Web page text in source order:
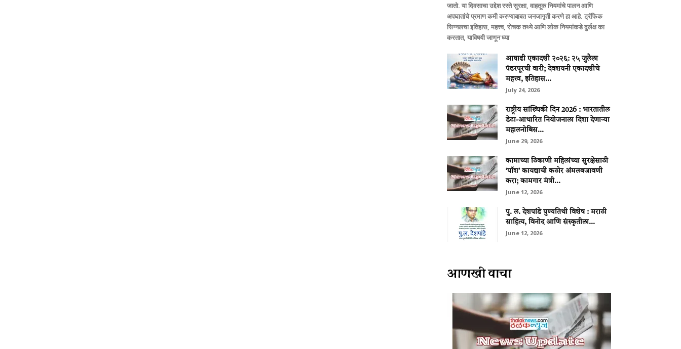
जातो. या दिवसाचा उद्देश रस्ते सुरक्षा, वाहतूक नियमांचे पालन आणि
अपघातांचे प्रमाण कमी करण्याबाबत जनजागृती करणे हा आहे. ट्रॅफिक
सिग्नलचा इतिहास, महत्त्व, रोचक तथ्ये आणि लोक नियमांकडे दुर्लक्ष का
करतात, याविषयी जाणून घ्या
आषाढी एकादशी २०२६: २५ जुलैला
पंढरपूरची वारी; देवशयनी एकादशीचे
महत्त्व, इतिहास...
July 24, 2026
राष्ट्रीय सांख्यिकी दिन 2026 : भारतातील
डेटा-आधारित नियोजनाला दिशा देणाऱ्या
महालनोबिस...
June 29, 2026
कामाच्या ठिकाणी महिलांच्या सुरक्षेसाठी
‘पॉश’ कायद्याची कठोर अंमलबजावणी
करा; कामगार मंत्री...
June 12, 2026
पु. ल. देशपांडे पुण्यतिथी विशेष : मराठी
साहित्य, विनोद आणि संस्कृतीला...
June 12, 2026
आणखी वाचा